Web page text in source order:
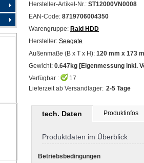
Hersteller-Artikel-Nr.: ST12000VN0008
EAN-Code: 8719706004350
Warengruppe: Raid HDD
Hersteller: Seagate
Außenmaße (B x T x H): 120 mm x 173
Gewicht: 0.647kg [Eigenmessung inkl.
Verfügbar :
17
Lieferzeit ab Versandlager: 2-5 Tage
tech. Daten Produktinfos
Produktdaten im Überblick
Betriebsbedingungen